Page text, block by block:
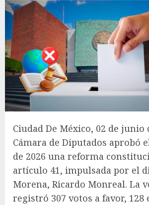
Ciudad De México, 02 de junio
Cámara de Diputados aprobó
de 2026 una reforma
artículo 41, impulsada por el
Morena, Ricardo Monreal. La
registró 307 votos a favor, 128